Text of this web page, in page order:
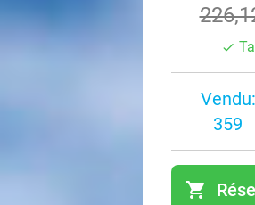
Vendu:
359
shopping_cart